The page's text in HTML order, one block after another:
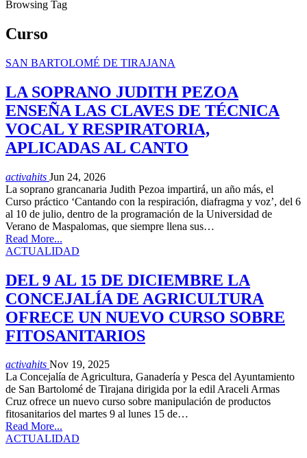
Browsing Tag
Curso
SAN BARTOLOMÉ DE TIRAJANA
LA SOPRANO JUDITH PEZOA
ENSEÑA LAS CLAVES DE TÉCNICA
VOCAL Y RESPIRATORIA,
APLICADAS AL CANTO
activahits Jun 24, 2026
La soprano grancanaria Judith Pezoa impartirá, un año más, el
Curso práctico ‘Cantando con la respiración, diafragma y voz’, del 6
al 10 de julio, dentro de la programación de la Universidad de
Verano de Maspalomas, que siempre llena sus…
Read More...
ACTUALIDAD
DEL 9 AL 15 DE DICIEMBRE LA
CONCEJALÍA DE AGRICULTURA
OFRECE UN NUEVO CURSO SOBRE
FITOSANITARIOS
activahits Nov 19, 2025
La Concejalía de Agricultura, Ganadería y Pesca del Ayuntamiento
de San Bartolomé de Tirajana dirigida por la edil Araceli Armas
Cruz ofrece un nuevo curso sobre manipulación de productos
fitosanitarios del martes 9 al lunes 15 de…
Read More...
ACTUALIDAD